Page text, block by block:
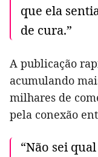
que ela
de cura.”
A publicação
acumulando
milhares de
pela conexão
“Não sei